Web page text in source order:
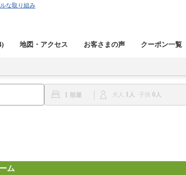
な取り組み
地図・アクセス お客さまの声 クーポン一覧
1 大人 1 子供 0
ム